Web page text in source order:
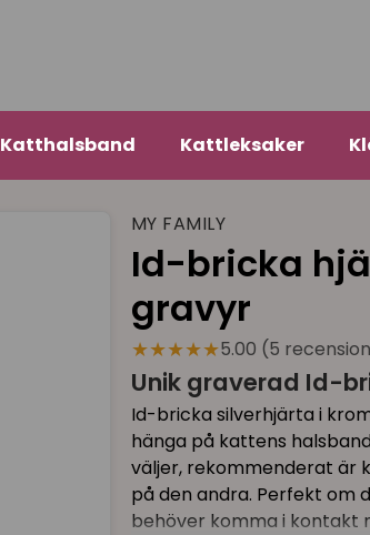
Katthalsband Kattleksaker
MY FAMILY
Id-bricka
gravyr
★★★★★5.00 (5
Unik graverad Id-
Id-bricka silverhjärta i
hänga på kattens
väljer, rekommenderat är
på den andra. Perfekt om
behöver komma i kontakt